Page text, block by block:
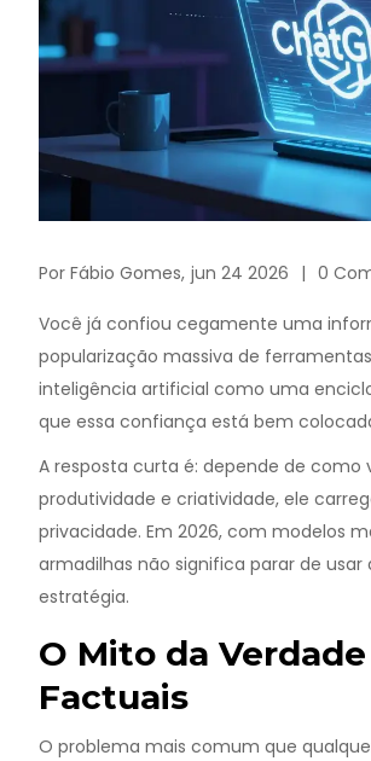
Por Fábio Gomes, jun 24 2026 0
Você já confiou cegamente uma
popularização massiva de
inteligência artificial como uma
que essa confiança está bem
A resposta curta é: depende de como
produtividade e criatividade, ele
privacidade. Em 2026, com modelos
armadilhas não significa parar de
estratégia.
O Mito da
Factuais
O problema mais comum que